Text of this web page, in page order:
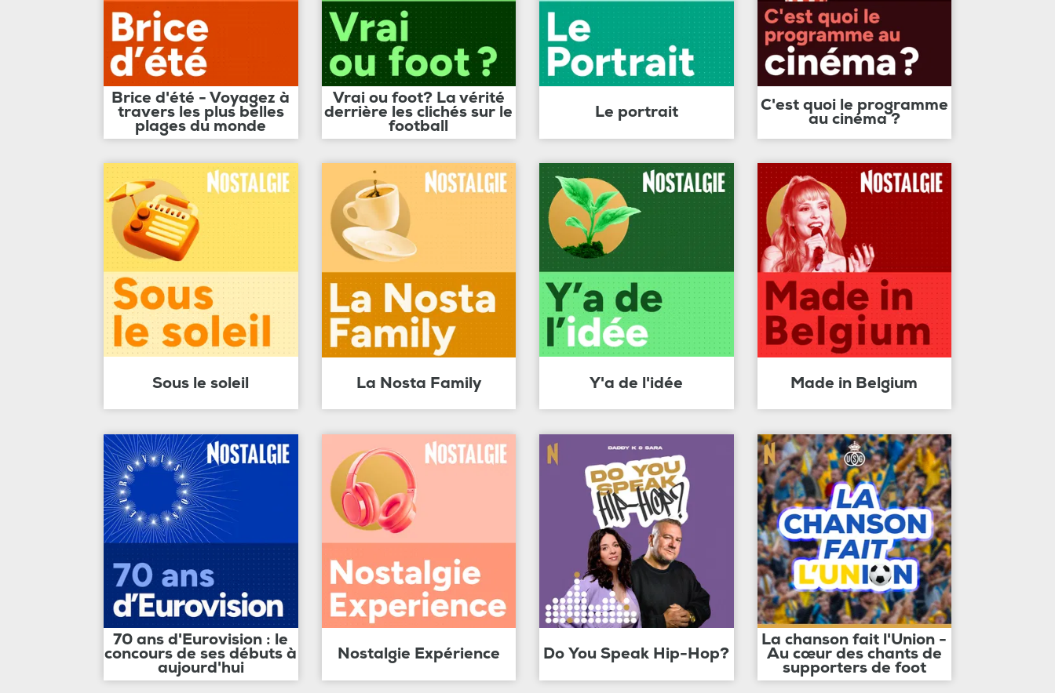
Brice d'été - Voyagez à
travers les plus belles
plages du monde
Vrai ou foot? La vérité
derrière les clichés sur le
football
Le portrait C'est quoi le programme
au cinéma ?
Sous le soleil La Nosta Family Y'a de l'idée Made in Belgium
70 ans d'Eurovision : le
concours de ses débuts à
aujourd'hui
Nostalgie Expérience Do You Speak Hip-Hop?
La chanson fait l'Union -
Au cœur des chants de
supporters de foot